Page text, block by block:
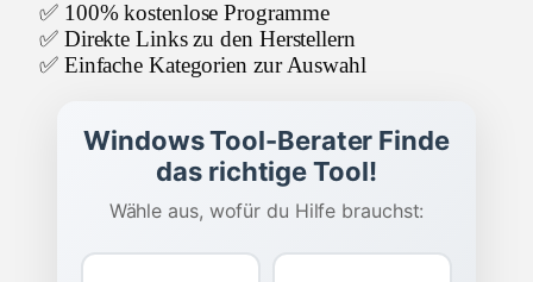
✅ 100% kostenlose Programme
✅ Direkte Links zu den Herstellern
✅ Einfache Kategorien zur Auswahl
Windows Tool-Berater Finde
das richtige Tool!
Wähle aus, wofür du Hilfe brauchst: